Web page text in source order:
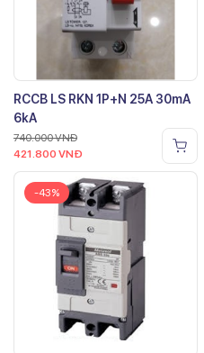
RCCB LS RKN 1P+N 25A 30mA
6kA
740.000VNĐ
421.800 VNĐ
-43%